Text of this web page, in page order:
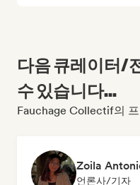
다음 큐레이터/
수 있습니다...
Fauchage Collectif의
Zoila
언론사/기자